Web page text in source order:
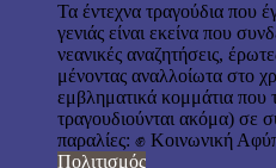
Τα έντεχνα τραγούδια που
γενιάς είναι εκείνα που
νεανικές αναζητήσεις,
μένοντας αναλλοίωτα στο
εμβληματικά κομμάτια που
τραγουδιούνται ακόμα) σε
παραλίες: ✊ Κοινωνική
Πολιτισμός